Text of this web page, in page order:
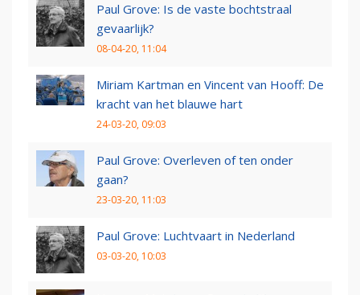
Paul Grove: Is de vaste bochtstraal
gevaarlijk?
08-04-20, 11:04
Miriam Kartman en Vincent van Hooff: De
kracht van het blauwe hart
24-03-20, 09:03
Paul Grove: Overleven of ten onder
gaan?
23-03-20, 11:03
Paul Grove: Luchtvaart in Nederland
03-03-20, 10:03